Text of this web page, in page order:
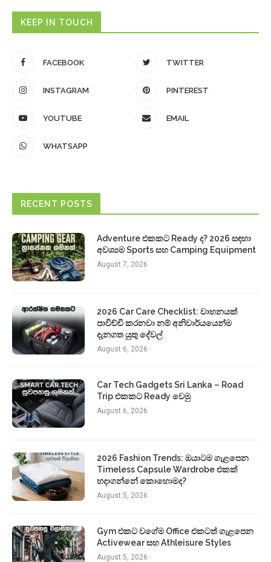
KEEP IN TOUCH
FACEBOOK TWITTER
INSTAGRAM PINTEREST
YOUTUBE EMAIL
WHATSAPP
RECENT POSTS
Adventure එකකට Ready ද? 2026 සඳහා
අවශ්‍යම Sports සහ Camping Equipment
August 7, 2026
2026 Car Care Checklist: වාහනයක්
පාවිච්චි කරනවා නම් අනිවාර්යයෙන්ම
දැනගත යුතු දේවල්
August 6, 2026
Car Tech Gadgets Sri Lanka – Road
Trip එකකට Ready වෙමු
August 6, 2026
2026 Fashion Trends: ඔයාටම ගැළපෙන
Timeless Capsule Wardrobe එකක්
හදාගන්නේ කොහොමද?
August 5, 2026
Gym එකට වගේම Office එකටත් ගැළපෙන
Activewear සහ Athleisure Styles
August 5, 2026